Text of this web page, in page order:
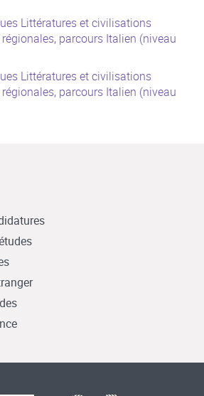
Littératures et civilisations
parcours Italien (niveau
Littératures et civilisations
parcours Italien (niveau